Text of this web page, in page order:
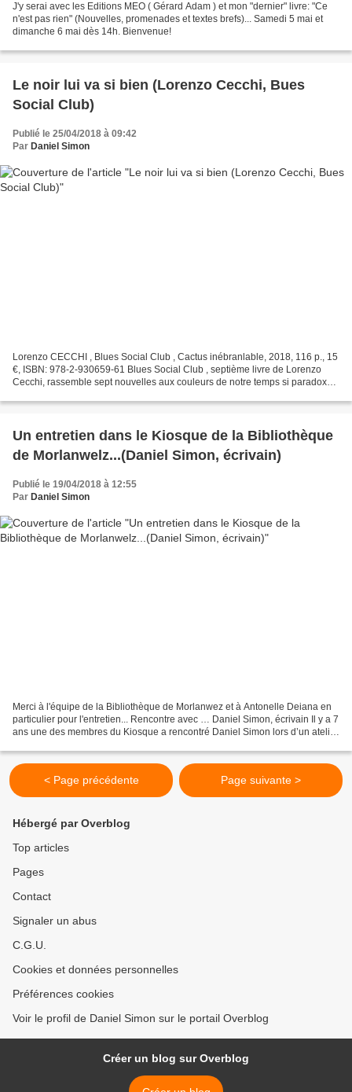
J'y serai avec les Editions MEO ( Gérard Adam ) et mon "dernier" livre: "Ce
n'est pas rien" (Nouvelles, promenades et textes brefs)... Samedi 5 mai et
dimanche 6 mai dès 14h. Bienvenue!
Le noir lui va si bien (Lorenzo Cecchi, Bues
Social Club)
Publié le 25/04/2018 à 09:42
Par Daniel Simon
Lorenzo CECCHI , Blues Social Club , Cactus inébranlable, 2018, 116 p., 15
€, ISBN: 978-2-930659-61 Blues Social Club , septième livre de Lorenzo
Cecchi, rassemble sept nouvelles aux couleurs de notre temps si paradoxal
Un entretien dans le Kiosque de la Bibliothèque
de Morlanwelz...(Daniel Simon, écrivain)
Publié le 19/04/2018 à 12:55
Par Daniel Simon
Merci à l'équipe de la Bibliothèque de Morlanwez et à Antonelle Deiana en
particulier pour l'entretien... Rencontre avec … Daniel Simon, écrivain Il y a 7
ans une des membres du Kiosque a rencontré Daniel Simon lors d’un atelier
< Page précédente Page suivante >
Hébergé par Overblog
Top articles
Pages
Contact
Signaler un abus
C.G.U.
Cookies et données personnelles
Préférences cookies
Voir le profil de Daniel Simon sur le portail Overblog
Créer un blog sur Overblog